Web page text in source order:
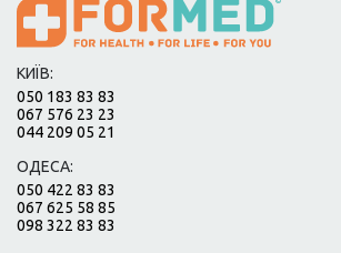
КИЇВ:
050 183 83 83
067 576 23 23
044 209 05 21
ОДЕСА:
050 422 83 83
067 625 58 85
098 322 83 83